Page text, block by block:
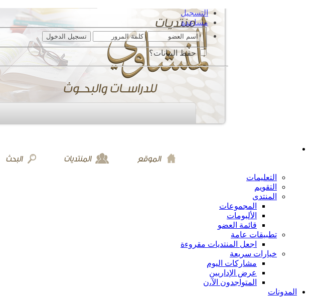
التسجيل
مساعدة
حفظ البيانات؟
التعليمات
التقويم
المنتدى
المجموعات
الألبومات
قائمة العضو
تطبيقات عامة
اجعل المنتديات مقروءة
خيارات سريعة
مشاركات اليوم
عرض الإداريين
المتواجدون الآ،ن
المدونات